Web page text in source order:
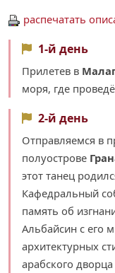
распечатать
1-й день
Прилетев в
моря, где
2-й день
Отправляемся в
полуострове
этот танец
Кафедральный
память об
Альбайсин с его
архитектурных
арабского дворца